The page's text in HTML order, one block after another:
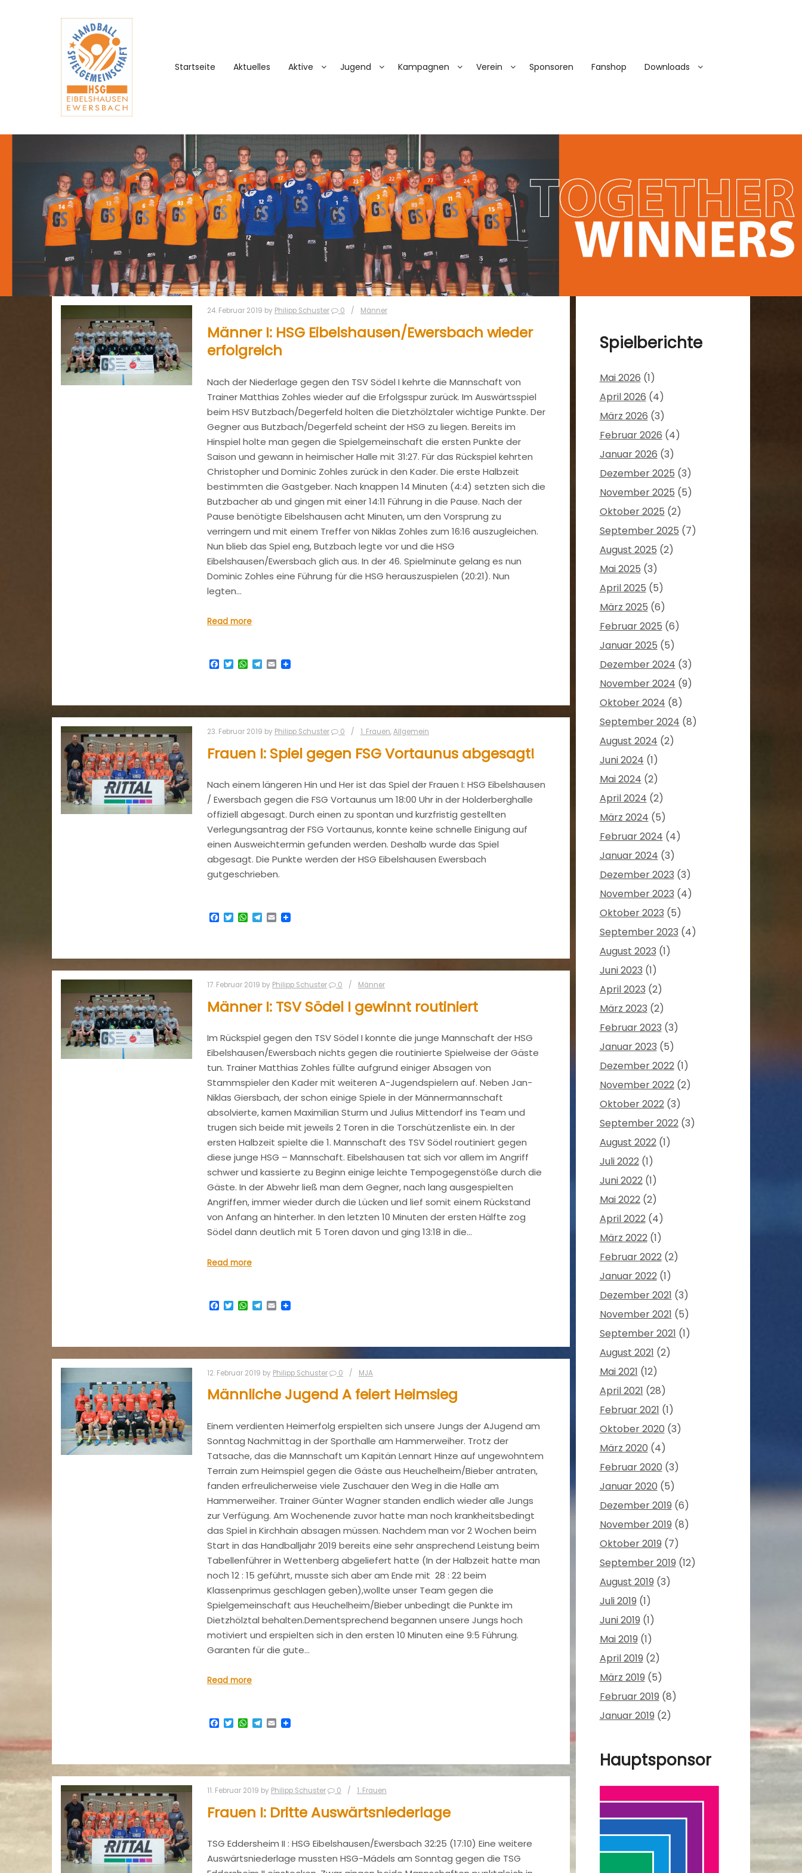
Startseite Aktuelles Aktive Jugend Kampagnen Verein Sponsoren Fanshop Downloads
24. Februar 2019 by Philipp Schuster 0 Männer
Männer I: HSG Eibelshausen/Ewersbach wieder
erfolgreich
Nach der Niederlage gegen den TSV Södel I kehrte die Mannschaft von
Trainer Matthias Zohles wieder auf die Erfolgsspur zurück. Im Auswärtsspiel
beim HSV Butzbach/Degerfeld holten die Dietzhölztaler wichtige Punkte. Der
Gegner aus Butzbach/Degerfeld scheint der HSG zu liegen. Bereits im
Hinspiel holte man gegen die Spielgemeinschaft die ersten Punkte der
Saison und gewann in heimischer Halle mit 31:27. Für das Rückspiel kehrten
Christopher und Dominic Zohles zurück in den Kader. Die erste Halbzeit
bestimmten die Gastgeber. Nach knappen 14 Minuten (4:4) setzten sich die
Butzbacher ab und gingen mit einer 14:11 Führung in die Pause. Nach der
Pause benötigte Eibelshausen acht Minuten, um den Vorsprung zu
verringern und mit einem Treffer von Niklas Zohles zum 16:16 auszugleichen.
Nun blieb das Spiel eng, Butzbach legte vor und die HSG
Eibelshausen/Ewersbach glich aus. In der 46. Spielminute gelang es nun
Dominic Zohles eine Führung für die HSG herauszuspielen (20:21). Nun
legten…
Read more
Facebook
TwitterWhatsApp
Telegram
Email
23. Februar 2019 by Philipp Schuster 0 1. Frauen,Allgemein
Frauen I: Spiel gegen FSG Vortaunus abgesagt!
Nach einem längeren Hin und Her ist das Spiel der Frauen I: HSG Eibelshausen
/ Ewersbach gegen die FSG Vortaunus um 18:00 Uhr in der Holderberghalle
offiziell abgesagt. Durch einen zu spontan und kurzfristig gestellten
Verlegungsantrag der FSG Vortaunus, konnte keine schnelle Einigung auf
einen Ausweichtermin gefunden werden. Deshalb wurde das Spiel
abgesagt. Die Punkte werden der HSG Eibelshausen Ewersbach
gutgeschrieben.
Facebook
TwitterWhatsApp
Telegram
Email
17. Februar 2019 by Philipp Schuster 0 Männer
Männer I: TSV Södel I gewinnt routiniert
Im Rückspiel gegen den TSV Södel I konnte die junge Mannschaft der HSG
Eibelshausen/Ewersbach nichts gegen die routinierte Spielweise der Gäste
tun. Trainer Matthias Zohles füllte aufgrund einiger Absagen von
Stammspieler den Kader mit weiteren A-Jugendspielern auf. Neben Jan-
Niklas Giersbach, der schon einige Spiele in der Männermannschaft
absolvierte, kamen Maximilian Sturm und Julius Mittendorf ins Team und
trugen sich beide mit jeweils 2 Toren in die Torschützenliste ein. In der
ersten Halbzeit spielte die 1. Mannschaft des TSV Södel routiniert gegen
diese junge HSG – Mannschaft. Eibelshausen tat sich vor allem im Angriff
schwer und kassierte zu Beginn einige leichte Tempogegenstöße durch die
Gäste. In der Abwehr ließ man dem Gegner, nach lang ausgespielten
Angriffen, immer wieder durch die Lücken und lief somit einem Rückstand
von Anfang an hinterher. In den letzten 10 Minuten der ersten Hälfte zog
Södel dann deutlich mit 5 Toren davon und ging 13:18 in die…
Read more
Facebook
TwitterWhatsApp
Telegram
Email
12. Februar 2019 by Philipp Schuster 0 MJA
Männliche Jugend A feiert Heimsieg
Einem verdienten Heimerfolg erspielten sich unsere Jungs der AJugend am
Sonntag Nachmittag in der Sporthalle am Hammerweiher. Trotz der
Tatsache, das die Mannschaft um Kapitän Lennart Hinze auf ungewohntem
Terrain zum Heimspiel gegen die Gäste aus Heuchelheim/Bieber antraten,
fanden erfreulicherweise viele Zuschauer den Weg in die Halle am
Hammerweiher. Trainer Günter Wagner standen endlich wieder alle Jungs
zur Verfügung. Am Wochenende zuvor hatte man noch krankheitsbedingt
das Spiel in Kirchhain absagen müssen. Nachdem man vor 2 Wochen beim
Start in das Handballjahr 2019 bereits eine sehr ansprechend Leistung beim
Tabellenführer in Wettenberg abgeliefert hatte (In der Halbzeit hatte man
noch 12 : 15 geführt, musste sich aber am Ende mit 28 : 22 beim
Klassenprimus geschlagen geben),wollte unser Team gegen die
Spielgemeinschaft aus Heuchelheim/Bieber unbedingt die Punkte im
Dietzhölztal behalten.Dementsprechend begannen unsere Jungs hoch
motiviert und erspielten sich in den ersten 10 Minuten eine 9:5 Führung.
Garanten für die gute…
Read more
Facebook
TwitterWhatsApp
Telegram
Email
11. Februar 2019 by Philipp Schuster 0 1. Frauen
Frauen I: Dritte Auswärtsniederlage
TSG Eddersheim II : HSG Eibelshausen/Ewersbach 32:25 (17:10) Eine weitere
Auswärtsniederlage mussten HSG-Mädels am Sonntag gegen die TSG
Spielberichte
Mai 2026 (1)
April 2026 (4)
März 2026 (3)
Februar 2026 (4)
Januar 2026 (3)
Dezember 2025 (3)
November 2025 (5)
Oktober 2025 (2)
September 2025 (7)
August 2025 (2)
Mai 2025 (3)
April 2025 (5)
März 2025 (6)
Februar 2025 (6)
Januar 2025 (5)
Dezember 2024 (3)
November 2024 (9)
Oktober 2024 (8)
September 2024 (8)
August 2024 (2)
Juni 2024 (1)
Mai 2024 (2)
April 2024 (2)
März 2024 (5)
Februar 2024 (4)
Januar 2024 (3)
Dezember 2023 (3)
November 2023 (4)
Oktober 2023 (5)
September 2023 (4)
August 2023 (1)
Juni 2023 (1)
April 2023 (2)
März 2023 (2)
Februar 2023 (3)
Januar 2023 (5)
Dezember 2022(1)
November 2022(2)
Oktober 2022(3)
September 2022(3)
August 2022(1)
Juli 2022(1)
Juni 2022(1)
Mai 2022(2)
April 2022(4)
März 2022(1)
Februar 2022(2)
Januar 2022(1)
Dezember 2021 (3)
November 2021 (5)
September 2021 (1)
August 2021 (2)
Mai 2021 (12)
April 2021 (28)
Februar 2021 (1)
Oktober 2020 (3)
März 2020 (4)
Februar 2020 (3)
Januar 2020 (5)
Dezember 2019 (6)
November 2019 (8)
Oktober 2019 (7)
September 2019 (12)
August 2019 (3)
Juli 2019 (1)
Juni 2019 (1)
Mai 2019 (1)
April 2019 (2)
März 2019 (5)
Februar 2019 (8)
Januar 2019 (2)
Hauptsponsor